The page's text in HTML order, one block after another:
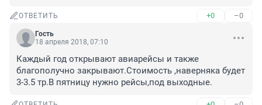
ОТВЕТИТЬ +0 –0
Гость
18 апреля 2018, 07:10
Каждый год открывают авиарейсы и также
благополучно закрывают.Стоимость ,наверняка будет
3-3.5 тр.В пятницу нужно рейсы,под выходные.